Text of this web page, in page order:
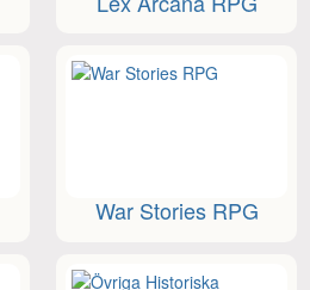
War Stories RPG